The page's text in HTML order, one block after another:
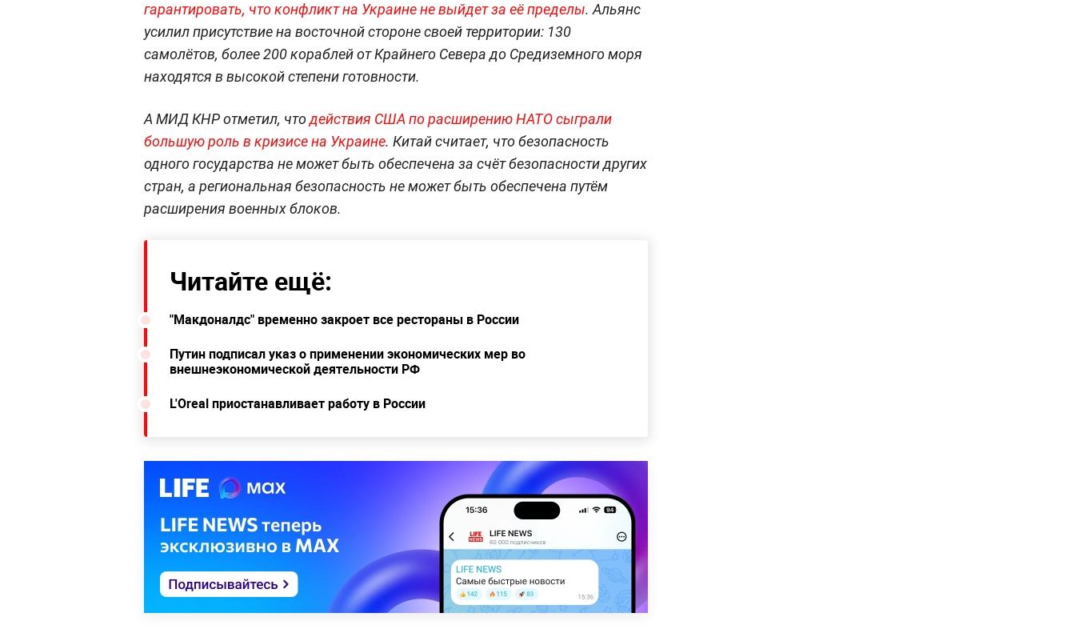
гарантировать, что конфликт на Украине не выйдет за её пределы. Альянс
усилил присутствие на восточной стороне своей территории: 130
самолётов, более 200 кораблей от Крайнего Севера до Средиземного моря
находятся в высокой степени готовности.
А МИД КНР отметил, чтодействия США по расширению НАТО сыграли
большую роль в кризисе на Украине. Китай считает, что безопасность
одного государства не может быть обеспечена за счёт безопасности других
стран, а региональная безопасность не может быть обеспечена путём
расширения военных блоков.
Читайте ещё:
"Макдоналдс" временно закроет все рестораны в России
Путин подписал указ о применении экономических мер во
внешнеэкономической деятельности РФ
L'Oreal приостанавливает работу в России